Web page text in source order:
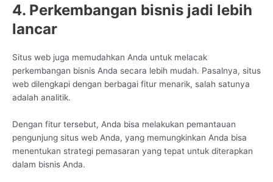
4. Perkembangan bisnis jadi lebih
lancar
Situs web juga memudahkan Anda untuk melacak
perkembangan bisnis Anda secara lebih mudah. Pasalnya, situs
web dilengkapi dengan berbagai fitur menarik, salah satunya
adalah analitik.
Dengan fitur tersebut, Anda bisa melakukan pemantauan
pengunjung situs web Anda, yang memungkinkan Anda bisa
menentukan strategi pemasaran yang tepat untuk diterapkan
dalam bisnis Anda.